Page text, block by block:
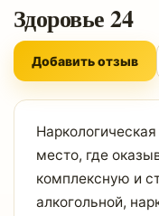
Здоровье 24
Добавить отзыв
место, где
комплексную и
алкогольной,